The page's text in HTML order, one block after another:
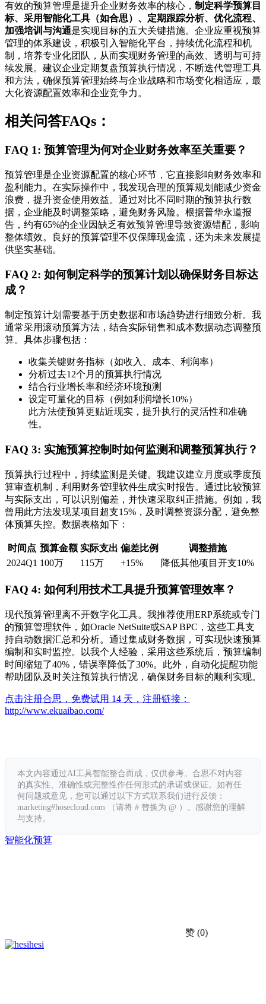
有效的预算管理是提升企业财务效率的核心， 制定科学预算目
标、采用智能化工具（如合思）、定期跟踪分析、优化流程、
加强培训与沟通是实现目标的五大关键措施。企业应重视预算
管理的体系建设，积极引入智能化平台，持续优化流程和机
制，培养专业化团队，从而实现财务管理的高效、透明与可持
续发展。建议企业定期复盘预算执行情况，不断迭代管理工具
和方法，确保预算管理始终与企业战略和市场变化相适应，最
大化资源配置效率和企业竞争力。
相关问答FAQs：
FAQ 1: 预算管理为何对企业财务效率至关重要？
预算管理是企业资源配置的核心环节，它直接影响财务效率和
盈利能力。在实际操作中，我发现合理的预算规划能减少资金
浪费，提升资金使用效益。通过对比不同时期的预算执行数
据，企业能及时调整策略，避免财务风险。根据普华永道报
告，约有65%的企业因缺乏有效预算管理导致资源错配，影响
整体绩效。良好的预算管理不仅保障现金流，还为未来发展提
供坚实基础。
FAQ 2: 如何制定科学的预算计划以确保财务目标达
成？
制定预算计划需要基于历史数据和市场趋势进行细致分析。我
通常采用滚动预算方法，结合实际销售和成本数据动态调整预
算。具体步骤包括：
收集关键财务指标（如收入、成本、利润率）
分析过去12个月的预算执行情况
结合行业增长率和经济环境预测
设定可量化的目标（例如利润增长10%）
此方法使预算更贴近现实，提升执行的灵活性和准确
性。
FAQ 3: 实施预算控制时如何监测和调整预算执行？
预算执行过程中，持续监测是关键。我建议建立月度或季度预
算审查机制，利用财务管理软件生成实时报告。通过比较预算
与实际支出，可以识别偏差，并快速采取纠正措施。例如，我
曾用此方法发现某项目超支15%，及时调整资源分配，避免整
体预算失控。数据表格如下：
时间点 预算金额 实际支出 偏差比例
调整措施
2024Q1 100万 115万 +15% 降低其他项目开支10%
FAQ 4: 如何利用技术工具提升预算管理效率？
现代预算管理离不开数字化工具。我推荐使用ERP系统或专门
的预算管理软件，如Oracle NetSuite或SAP BPC，这些工具支
持自动数据汇总和分析。通过集成财务数据，可实现快速预算
编制和实时监控。以我个人经验，采用这些系统后，预算编制
时间缩短了40%，错误率降低了30%。此外，自动化提醒功能
帮助团队及时关注预算执行情况，确保财务目标的顺利实现。
点击注册合思，免费试用 14 天，注册链接：
http://www.ekuaibao.com/
本文内容通过AI工具智能整合而成，仅供参考。合思不对内容
的真实性、准确性或完整性作任何形式的承诺或保证。如有任
何问题或意见，您可以通过以下方式联系我们进行反馈：
marketing#hosecloud.com （请将 # 替换为 @ ）。感谢您的理解
与支持。
智能化预算
赞 (0)
hesi